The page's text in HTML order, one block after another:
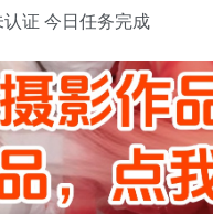
证 今日任务完成